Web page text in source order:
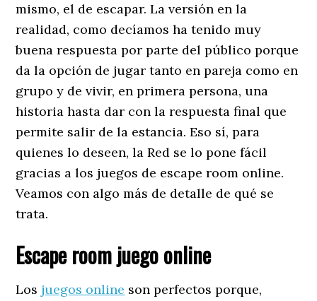
mismo, el de escapar. La versión en la
realidad, como decíamos ha tenido muy
buena respuesta por parte del público porque
da la opción de jugar tanto en pareja como en
grupo y de vivir, en primera persona, una
historia hasta dar con la respuesta final que
permite salir de la estancia. Eso sí, para
quienes lo deseen, la Red se lo pone fácil
gracias a los juegos de escape room online.
Veamos con algo más de detalle de qué se
trata.
Escape room juego online
Los juegos online son perfectos porque,